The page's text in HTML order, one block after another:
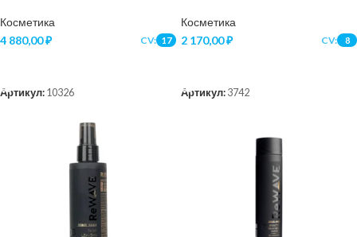
Косметика
4 880,00₽ CV: 17
Артикул: 10326
Косметика
2 170,00₽ CV: 8
Артикул: 3742